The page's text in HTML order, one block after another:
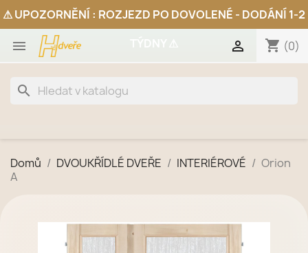
 shopping_cart (0)

search
Domů DVOUKŘÍDLÉ DVEŘE INTERIÉROVÉ
Orion
A